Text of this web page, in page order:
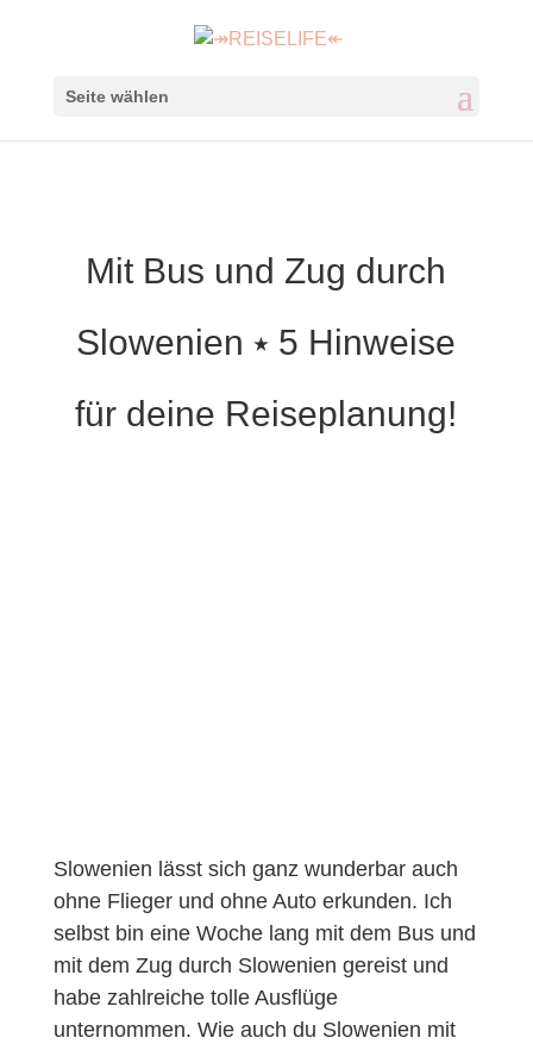
Seite wählen
Mit Bus und Zug durch
Slowenien ⭑ 5 Hinweise
für deine Reiseplanung!
Slowenien lässt sich ganz wunderbar auch
ohne Flieger und ohne Auto erkunden. Ich
selbst bin eine Woche lang mit dem Bus und
mit dem Zug durch Slowenien gereist und
habe zahlreiche tolle Ausflüge
unternommen. Wie auch du Slowenien mit